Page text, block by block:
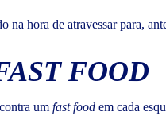
na hora de atravessar para,
FOOD
um fast food em cada